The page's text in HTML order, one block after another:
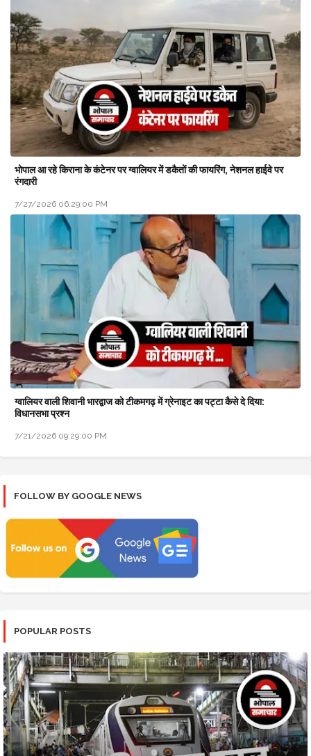
भोपाल आ रहे किराना के कंटेनर पर ग्वालियर में डकैतों की फायरिंग, नेशनल हाईवे पर
रंगदारी
7/27/2026 06:29:00 PM
ग्वालियर वाली शिवानी भारद्वाज को टीकमगढ़ में ग्रेनाइट का पट्टा कैसे दे दिया:
विधानसभा प्रश्न
7/21/2026 09:29:00 PM
FOLLOW BY GOOGLE NEWS
POPULAR POSTS